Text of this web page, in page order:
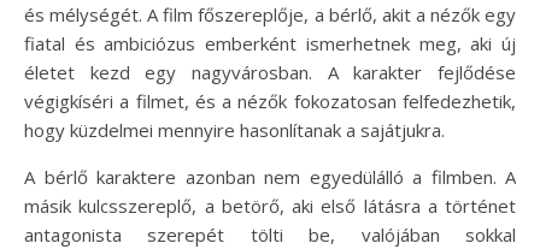
és mélységét. A film főszereplője, a bérlő, akit a nézők egy
fiatal és ambiciózus emberként ismerhetnek meg, aki új
életet kezd egy nagyvárosban. A karakter fejlődése
végigkíséri a filmet, és a nézők fokozatosan felfedezhetik,
hogy küzdelmei mennyire hasonlítanak a sajátjukra.
A bérlő karaktere azonban nem egyedülálló a filmben. A
másik kulcsszereplő, a betörő, aki első látásra a történet
antagonista szerepét tölti be, valójában sokkal